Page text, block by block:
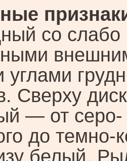
со слабо
углами
Сверху диск
— от серо-
до темно-
белый.